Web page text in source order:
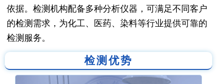
依据。检测机构配备多种分析仪器，可满足不同客户
的检测需求，为化工、医药、染料等行业提供可靠的
检测服务。
检测优势